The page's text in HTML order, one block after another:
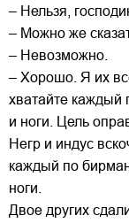
– Нельзя,
– Можно же
– Невозможно.
– Хорошо. Я их
хватайте каждый
и ноги. Цель
Негр и индус
каждый по
ноги.
Двое других